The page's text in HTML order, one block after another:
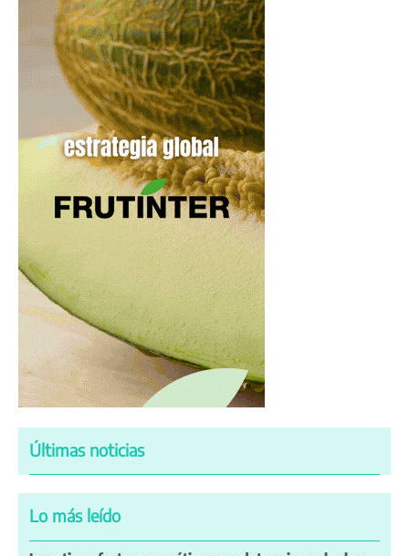
Últimas noticias
Lo más leído